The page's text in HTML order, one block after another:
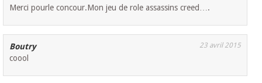
Merci pourle concour.Mon jeu de role assassins creed….
Boutry 23 avril 2015
coool